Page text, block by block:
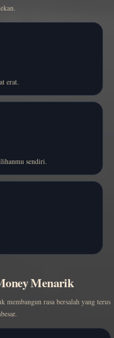
erat.
sendiri.
Menarik
rasa bersalah yang terus